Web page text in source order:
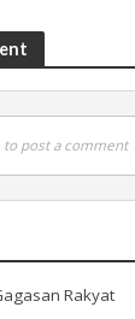
to post a comment
Rakyat